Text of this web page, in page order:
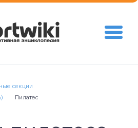
секции
Пилатес